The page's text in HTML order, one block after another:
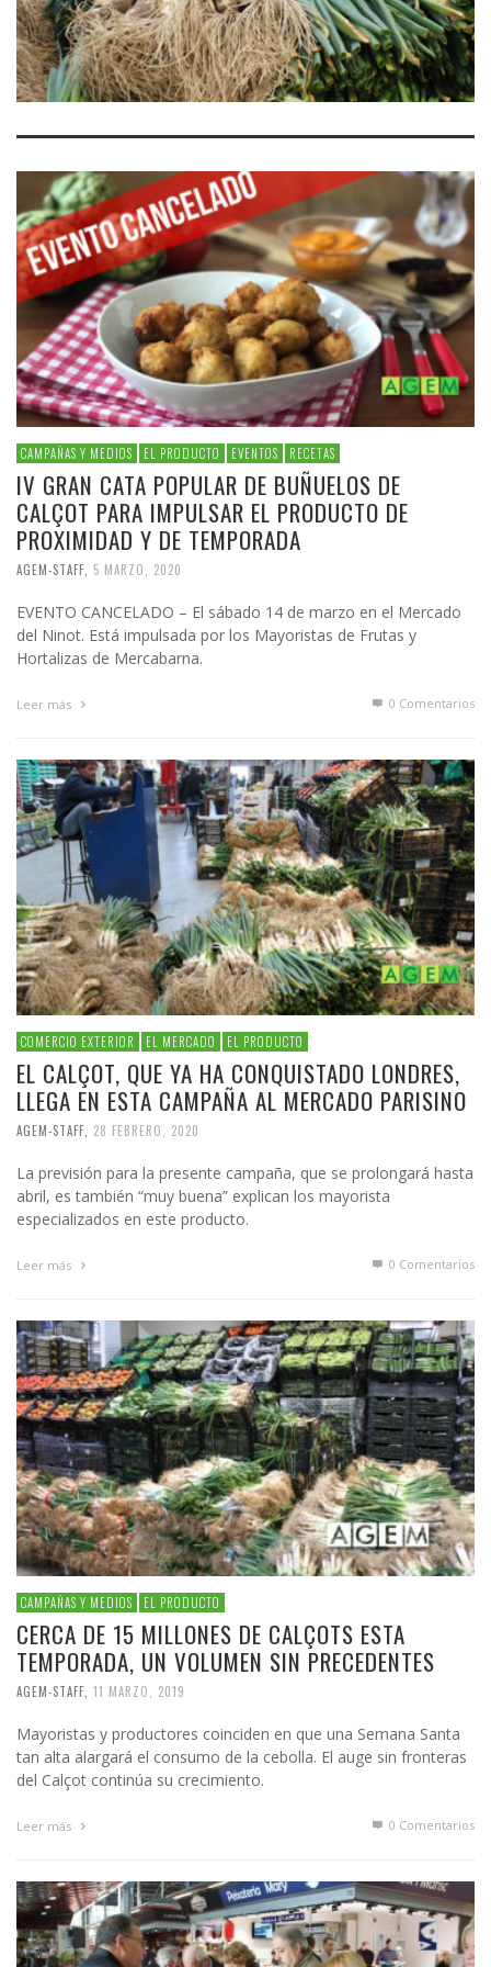
CAMPAÑAS Y MEDIOS EL PRODUCTO EVENTOS RECETAS
IV GRAN CATA POPULAR DE BUÑUELOS DE
CALÇOT PARA IMPULSAR EL PRODUCTO DE
PROXIMIDAD Y DE TEMPORADA
AGEM-STAFF 5 MARZO, 2020
EVENTO CANCELADO – El sábado 14 de marzo en el Mercado
del Ninot. Está impulsada por los Mayoristas de Frutas y
Hortalizas de Mercabarna.
Leer más 0 Comentarios
COMERCIO EXTERIOR EL MERCADO EL PRODUCTO
EL CALÇOT, QUE YA HA CONQUISTADO LONDRES,
LLEGA EN ESTA CAMPAÑA AL MERCADO PARISINO
AGEM-STAFF 28 FEBRERO, 2020
La previsión para la presente campaña, que se prolongará hasta
abril, es también “muy buena” explican los mayorista
especializados en este producto.
Leer más 0 Comentarios
CAMPAÑAS Y MEDIOS EL PRODUCTO
CERCA DE 15 MILLONES DE CALÇOTS ESTA
TEMPORADA, UN VOLUMEN SIN PRECEDENTES
AGEM-STAFF 11 MARZO, 2019
Mayoristas y productores coinciden en que una Semana Santa
tan alta alargará el consumo de la cebolla. El auge sin fronteras
del Calçot continúa su crecimiento.
Leer más 0 Comentarios